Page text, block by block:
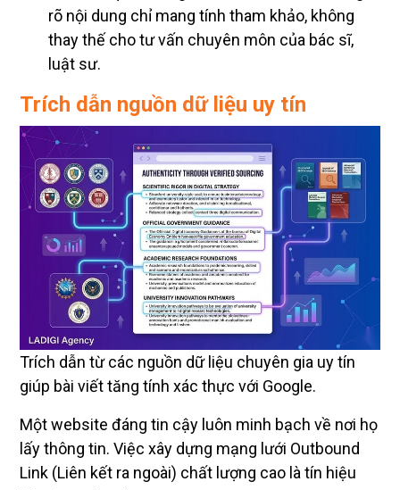
rõ nội dung chỉ mang tính tham khảo, không
thay thế cho tư vấn chuyên môn của bác sĩ,
luật sư.
Trích dẫn nguồn dữ liệu uy tín
Trích dẫn từ các nguồn dữ liệu chuyên gia uy tín
giúp bài viết tăng tính xác thực với Google.
Một website đáng tin cậy luôn minh bạch về nơi họ
lấy thông tin. Việc xây dựng mạng lưới Outbound
Link (Liên kết ra ngoài) chất lượng cao là tín hiệu